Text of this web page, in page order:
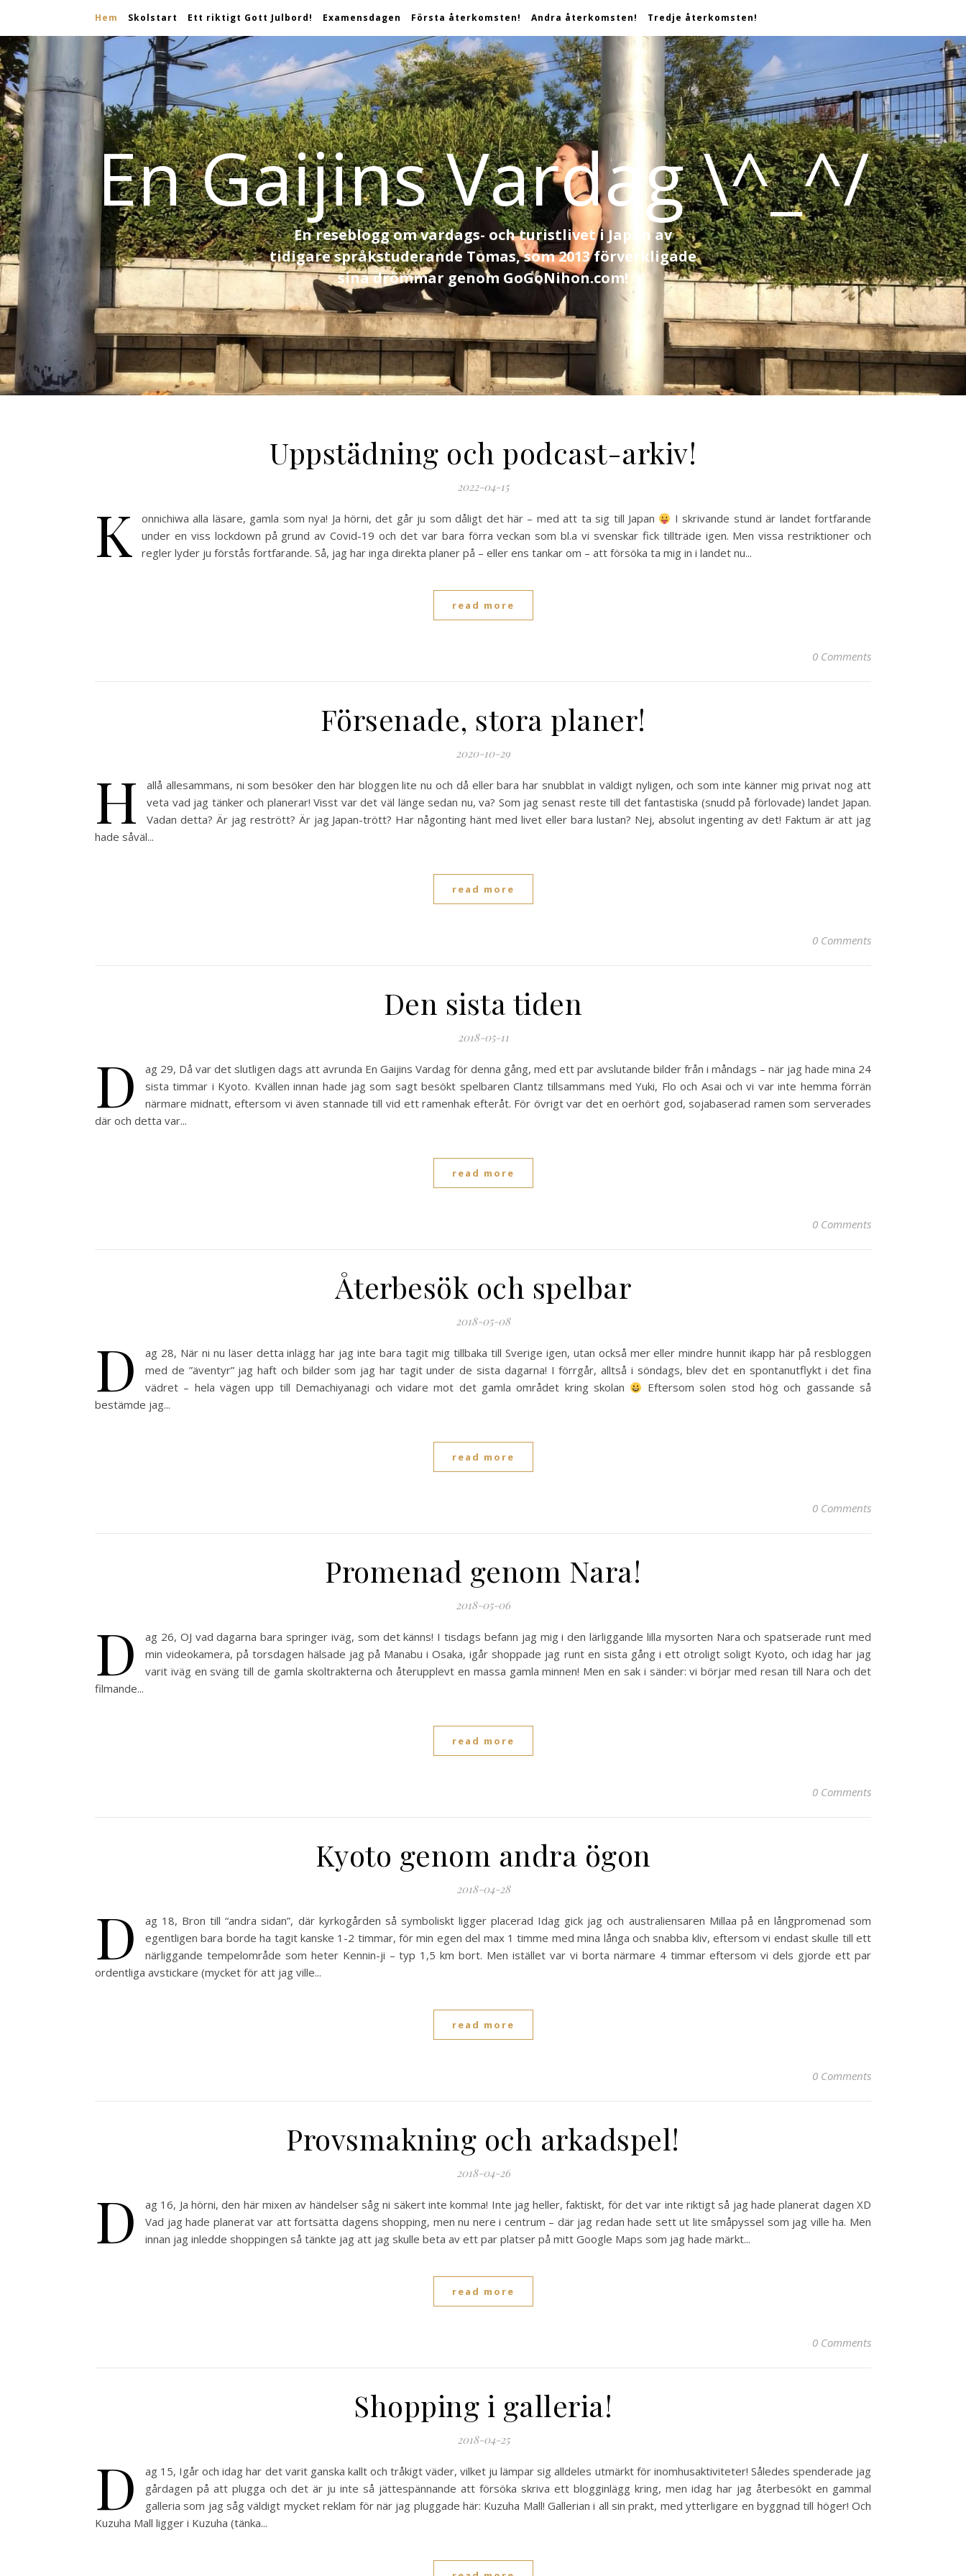
Hem Skolstart Ett riktigt Gott Julbord! Examensdagen Första återkomsten! Andra återkomsten! Tredje återkomsten!
En Gaijins Vardag \^_^/
En reseblogg om vardags- och turistlivet i Japan av
tidigare språkstuderande Tomas, som 2013 förverkligade
sina drömmar genom GoGoNihon.com!
Uppstädning och podcast-arkiv!
2022-04-15
K onnichiwa alla läsare, gamla som nya! Ja hörni, det går ju som dåligt det här – med att ta sig till Japan
I skrivande stund är landet fortfarande
under en viss lockdown på grund av Covid-19 och det var bara förra veckan som bl.a vi svenskar fick tillträde igen. Men vissa restriktioner och
regler lyder ju förstås fortfarande. Så, jag har inga direkta planer på – eller ens tankar om – att försöka ta mig in i landet nu...
read more
0 Comments
Försenade, stora planer!
2020-10-29
H
allå allesammans, ni som besöker den här bloggen lite nu och då eller bara har snubblat in väldigt nyligen, och som inte känner mig privat nog att
veta vad jag tänker och planerar! Visst var det väl länge sedan nu, va? Som jag senast reste till det fantastiska (snudd på förlovade) landet Japan.
Vadan detta? Är jag restrött? Är jag Japan-trött? Har någonting hänt med livet eller bara lustan? Nej, absolut ingenting av det! Faktum är att jag
hade såväl...
read more
0 Comments
Den sista tiden
2018-05-11
D
ag 29, Då var det slutligen dags att avrunda En Gaijins Vardag för denna gång, med ett par avslutande bilder från i måndags – när jag hade mina 24
sista timmar i Kyoto. Kvällen innan hade jag som sagt besökt spelbaren Clantz tillsammans med Yuki, Flo och Asai och vi var inte hemma förrän
närmare midnatt, eftersom vi även stannade till vid ett ramenhak efteråt. För övrigt var det en oerhört god, sojabaserad ramen som serverades
där och detta var...
read more
0 Comments
Återbesök och spelbar
2018-05-08
D
ag 28, När ni nu läser detta inlägg har jag inte bara tagit mig tillbaka till Sverige igen, utan också mer eller mindre hunnit ikapp här på resbloggen
med de ”äventyr” jag haft och bilder som jag har tagit under de sista dagarna! I förrgår, alltså i söndags, blev det en spontanutflykt i det fina
vädret – hela vägen upp till Demachiyanagi och vidare mot det gamla området kring skolan
Eftersom solen stod hög och gassande så
bestämde jag...
read more
0 Comments
Promenad genom Nara!
2018-05-06
D
ag 26, OJ vad dagarna bara springer iväg, som det känns! I tisdags befann jag mig i den lärliggande lilla mysorten Nara och spatserade runt med
min videokamera, på torsdagen hälsade jag på Manabu i Osaka, igår shoppade jag runt en sista gång i ett otroligt soligt Kyoto, och idag har jag
varit iväg en sväng till de gamla skoltrakterna och återupplevt en massa gamla minnen! Men en sak i sänder: vi börjar med resan till Nara och det
filmande...
read more
0 Comments
Kyoto genom andra ögon
2018-04-28
D
ag 18, Bron till “andra sidan”, där kyrkogården så symboliskt ligger placerad Idag gick jag och australiensaren Millaa på en långpromenad som
egentligen bara borde ha tagit kanske 1-2 timmar, för min egen del max 1 timme med mina långa och snabba kliv, eftersom vi endast skulle till ett
närliggande tempelområde som heter Kennin-ji – typ 1,5 km bort. Men istället var vi borta närmare 4 timmar eftersom vi dels gjorde ett par
ordentliga avstickare (mycket för att jag ville...
read more
0 Comments
Provsmakning och arkadspel!
2018-04-26
D
ag 16, Ja hörni, den här mixen av händelser såg ni säkert inte komma! Inte jag heller, faktiskt, för det var inte riktigt så jag hade planerat dagen XD
Vad jag hade planerat var att fortsätta dagens shopping, men nu nere i centrum – där jag redan hade sett ut lite småpyssel som jag ville ha. Men
innan jag inledde shoppingen så tänkte jag att jag skulle beta av ett par platser på mitt Google Maps som jag hade märkt...
read more
0 Comments
Shopping i galleria!
2018-04-25
D
ag 15, Igår och idag har det varit ganska kallt och tråkigt väder, vilket ju lämpar sig alldeles utmärkt för inomhusaktiviteter! Således spenderade jag
gårdagen på att plugga och det är ju inte så jättespännande att försöka skriva ett blogginlägg kring, men idag har jag återbesökt en gammal
galleria som jag såg väldigt mycket reklam för när jag pluggade här: Kuzuha Mall! Gallerian i all sin prakt, med ytterligare en byggnad till höger! Och
Kuzuha Mall ligger i Kuzuha (tänka...